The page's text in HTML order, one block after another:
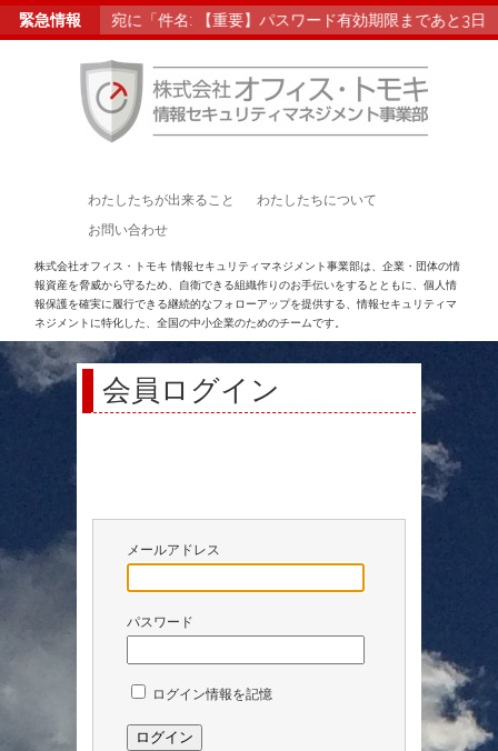
緊急情報
ルアドレス宛に「件名: 【重要】パスワード有効期限まであと3日
わたしたちが出来ること
わたしたちについて
お問い合わせ
株式会社オフィス・トモキ 情報セキュリティマネジメント事業部は、企業・団体の情
報資産を脅威から守るため、自衛できる組織作りのお手伝いをするとともに、個人情
報保護を確実に履行できる継続的なフォローアップを提供する、情報セキュリティマ
ネジメントに特化した、全国の中小企業のためのチームです。
会員ログイン
メールアドレス
パスワード
ログイン情報を記憶